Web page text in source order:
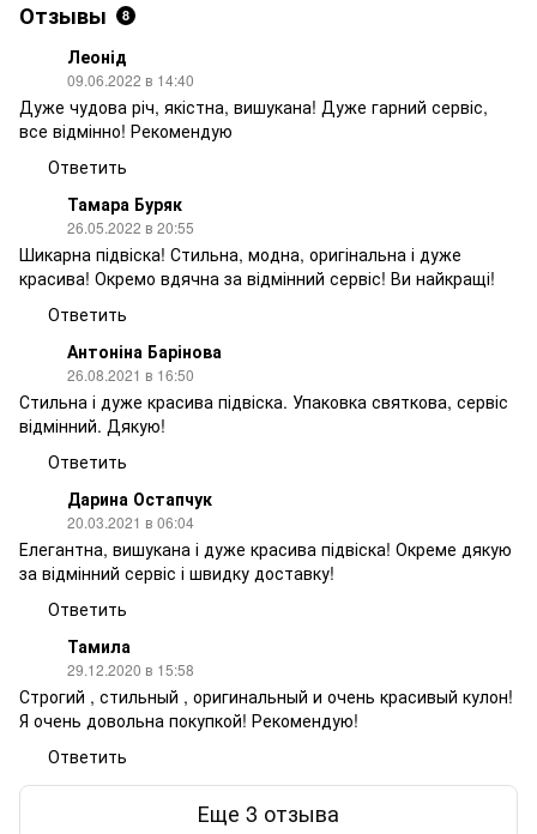
Отзывы 8
Леонід
09.06.2022 в 14:40
Дуже чудова річ, якістна, вишукана! Дуже гарний сервіс,
все відмінно! Рекомендую
Ответить
Тамара Буряк
26.05.2022 в 20:55
Шикарна підвіска! Стильна, модна, оригінальна і дуже
красива! Окремо вдячна за відмінний сервіс! Ви найкращі!
Ответить
Антоніна Барінова
26.08.2021 в 16:50
Стильна і дуже красива підвіска. Упаковка святкова, сервіс
відмінний. Дякую!
Ответить
Дарина Остапчук
20.03.2021 в 06:04
Елегантна, вишукана і дуже красива підвіска! Окреме дякую
за відмінний сервіс і швидку доставку!
Ответить
Тамила
29.12.2020 в 15:58
Строгий , стильный , оригинальный и очень красивый кулон!
Я очень довольна покупкой! Рекомендую!
Ответить
Еще 3 отзыва